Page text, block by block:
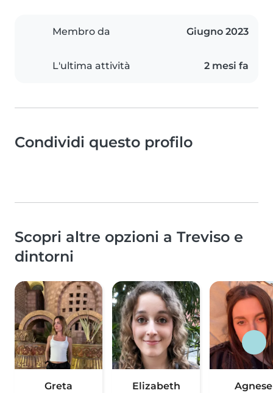
Membro da Giugno 2023
L'ultima attività 2 mesi fa
Condividi questo profilo
Scopri altre opzioni a Treviso e
dintorni
Greta Elizabeth Agnese